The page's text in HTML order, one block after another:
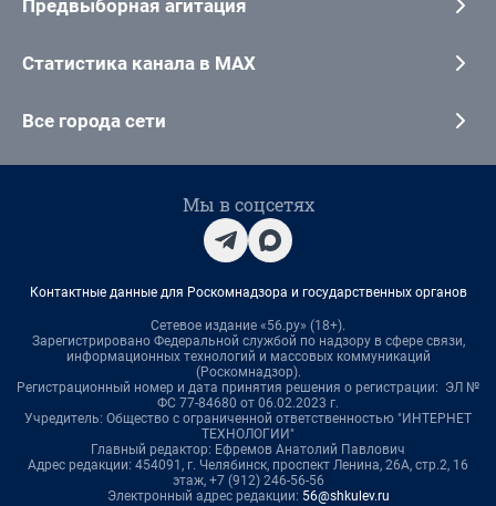
Предвыборная агитация
Статистика канала в MAX
Все города сети
Мы в соцсетях
Контактные данные для Роскомнадзора и государственных органов
Сетевое издание «56.ру» (18+).
Зарегистрировано Федеральной службой по надзору в сфере связи,
информационных технологий и массовых коммуникаций
(Роскомнадзор).
Регистрационный номер и дата принятия решения о регистрации: ЭЛ №
ФС 77-84680 от 06.02.2023 г.
Учредитель: Общество с ограниченной ответственностью "ИНТЕРНЕТ
ТЕХНОЛОГИИ"
Главный редактор: Ефремов Анатолий Павлович
Адрес редакции: 454091, г. Челябинск, проспект Ленина, 26А, стр.2, 16
этаж, +7 (912) 246-56-56
Электронный адрес редакции: 56@shkulev.ru